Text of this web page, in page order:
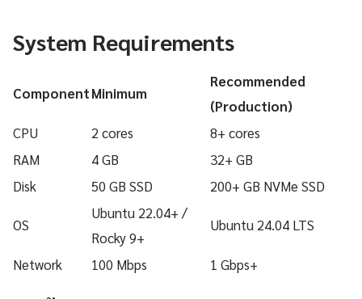
System Requirements
ComponentMinimum
Recommended
(Production)
CPU
2 cores
8+ cores
RAM
4 GB
32+ GB
Disk
50 GB SSD 200+ GB NVMe SSD
OS
Ubuntu 22.04+ /
Rocky 9+
Ubuntu 24.04 LTS
Network 100 Mbps 1 Gbps+